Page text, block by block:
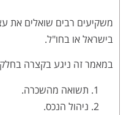
משקיעים רבים שואלים את
בישראל או בחו"ל.
במאמר זה ניגע בקצרה
תשואה מהשכרה.
ניהול הנכס.